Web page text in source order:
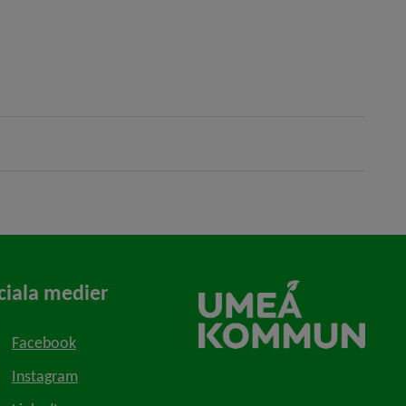
medier
Facebook
Instagram